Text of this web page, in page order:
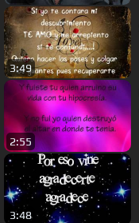
3:49
2:55
3:48